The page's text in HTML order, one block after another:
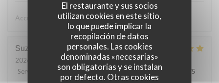
El restaurante y sus socios
utilizan cookies en este sitio,
lo que puede implicar la
recopilación de datos
personales. Las cookies
denominadas «necesarias»
son obligatorias y se instalan
por defecto. Otras cookies
Accueil très sympa, très bon repas
Suzanne
2026-07-26
- 12:30 - Invitados 2
Servicio
Ambiente: 5/5 Menú : 5/5 Calidad / Precio /5